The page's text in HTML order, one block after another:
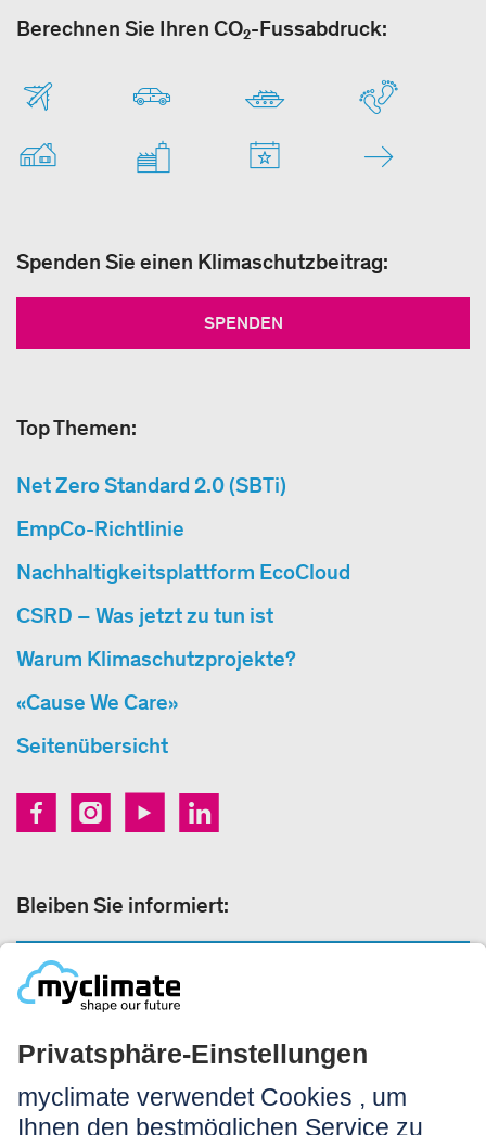
Berechnen Sie Ihren CO₂-Fussabdruck:
Spenden Sie einen Klimaschutzbeitrag:
SPENDEN
Top Themen:
Net Zero Standard 2.0 (SBTi)
EmpCo-Richtlinie
Nachhaltigkeitsplattform EcoCloud
CSRD – Was jetzt zu tun ist
Warum Klimaschutzprojekte?
«Cause We Care»
Seitenübersicht
Bleiben Sie informiert:
Rechtliches:
Impressum